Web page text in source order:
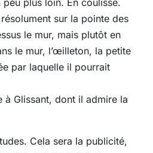
sur la pointe des
le mur, mais plutôt en
le mur, l’œilleton, la petite
par laquelle il pourrait
à Glissant, dont il admire la
Cela sera la publicité,